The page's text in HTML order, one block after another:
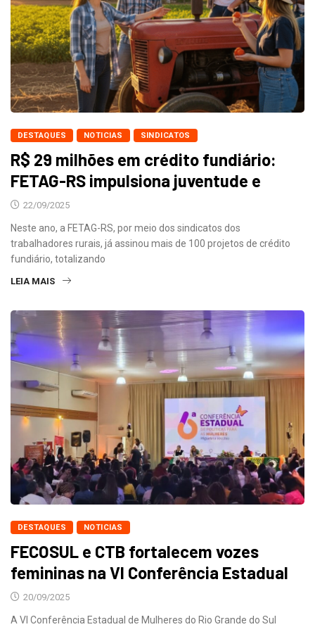
DESTAQUES NOTICIAS SINDICATOS
R$ 29 milhões em crédito fundiário:
FETAG-RS impulsiona juventude e
22/09/2025
Neste ano, a FETAG-RS, por meio dos sindicatos dos
trabalhadores rurais, já assinou mais de 100 projetos de crédito
fundiário, totalizando
LEIA MAIS
DESTAQUES NOTICIAS
FECOSUL e CTB fortalecem vozes
femininas na VI Conferência Estadual
20/09/2025
A VI Conferência Estadual de Mulheres do Rio Grande do Sul